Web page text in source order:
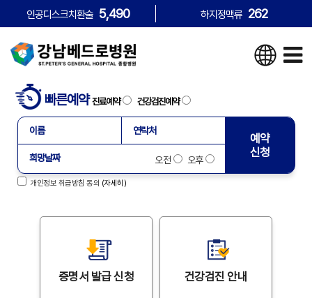
인공디스크치환술 5,490 하지정맥류 262
빠른예약진료예약 건강검진예약
오전 오후
예약
신청
개인정보 취급방침 동의 (자세히)
증명서 발급 신청 건강검진 안내